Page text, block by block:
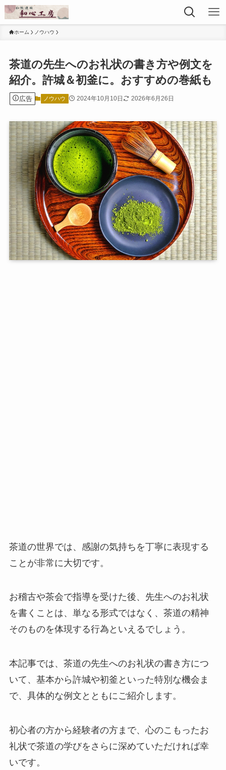
ホーム ノウハウ
茶道の先生へのお礼状の書き方や例文を
紹介。許城＆初釜に。おすすめの巻紙も
広告 ノウハウ 2024年10月10日 2026年6月26日
茶道の世界では、感謝の気持ちを丁寧に表現する
ことが非常に大切です。
お稽古や茶会で指導を受けた後、先生へのお礼状
を書くことは、単なる形式ではなく、茶道の精神
そのものを体現する行為といえるでしょう。
本記事では、茶道の先生へのお礼状の書き方につ
いて、基本から許城や初釜といった特別な機会ま
で、具体的な例文とともにご紹介します。
初心者の方から経験者の方まで、心のこもったお
礼状で茶道の学びをさらに深めていただければ幸
いです。